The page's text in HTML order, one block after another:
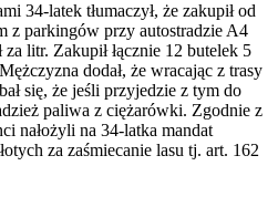
34-latek tłumaczył, że zakupił od
z parkingów przy autostradzie A4
litr. Zakupił łącznie 12 butelek 5
dodał, że wracając z trasy
się, że jeśli przyjedzie z tym do
paliwa z ciężarówki. Zgodnie z
nałożyli na 34-latka mandat
za zaśmiecanie lasu tj. art. 162